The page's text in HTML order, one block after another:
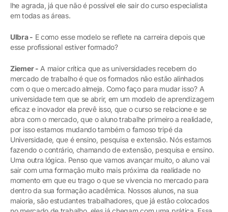
lhe agrada, já que não é possível ele sair do curso especialista
em todas as áreas.
Ulbra - E como esse modelo se reflete na carreira depois que
esse profissional estiver formado?
Ziemer - A maior crítica que as universidades recebem do
mercado de trabalho é que os formados não estão alinhados
com o que o mercado almeja. Como faço para mudar isso? A
universidade tem que se abrir, em um modelo de aprendizagem
eficaz e inovador ela prevê isso, que o curso se relacione e se
abra com o mercado, que o aluno trabalhe primeiro a realidade,
por isso estamos mudando também o famoso tripé da
Universidade, que é ensino, pesquisa e extensão. Nós estamos
fazendo o contrário, chamando de extensão, pesquisa e ensino.
Uma outra lógica. Penso que vamos avançar muito, o aluno vai
sair com uma formação muito mais próxima da realidade no
momento em que eu trago o que se vivencia no mercado para
dentro da sua formação acadêmica. Nossos alunos, na sua
maioria, são estudantes trabalhadores, que já estão colocados